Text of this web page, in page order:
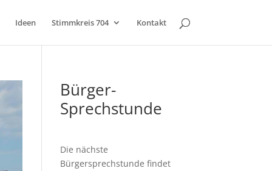
Ideen Stimmkreis 704 Kontakt
Bürger-
Sprechstunde
Die nächste
Bürgersprechstunde findet